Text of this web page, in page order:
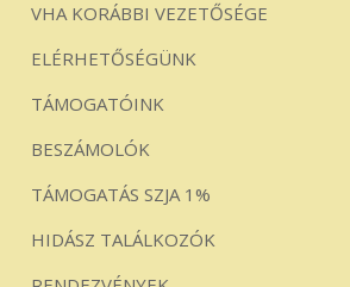
VHA KORÁBBI VEZETŐSÉGE
ELÉRHETŐSÉGÜNK
TÁMOGATÓINK
BESZÁMOLÓK
TÁMOGATÁS SZJA 1%
HIDÁSZ TALÁLKOZÓK